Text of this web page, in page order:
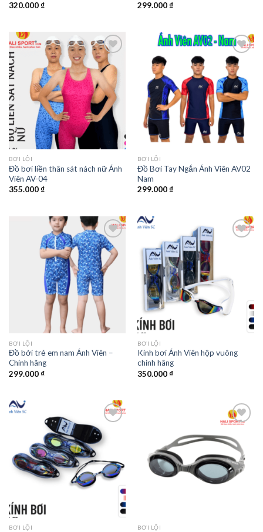
320.000₫
299.000₫
Add to
wishlist
BƠI LỘI
Đồ bơi liền thân sát nách nữ Ánh
Viên AV-04
355.000₫
Add to
wishlist
BƠI LỘI
Đồ Bơi Tay Ngắn Ánh Viên AV02
Nam
299.000₫
Add to
wishlist
BƠI LỘI
Đồ bởi trẻ em nam Ánh Viên –
Chính hãng
299.000₫
BƠI LỘI
Kính bơi Ánh Viên hộp vuông
chính hãng
350.000₫
Add to
wishlist
BƠI LỘI
wishlist
BƠI LỘI